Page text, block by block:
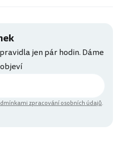
jen pár hodin. Dáme
zpracování osobních údajů.